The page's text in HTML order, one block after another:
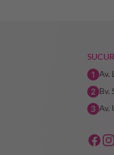
Av.
Bv.
Av.